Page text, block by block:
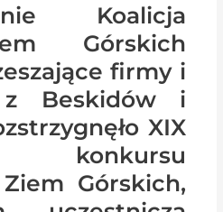
Koalicja
Górskich
firmy i
z Beskidów i
XIX
Górskich,